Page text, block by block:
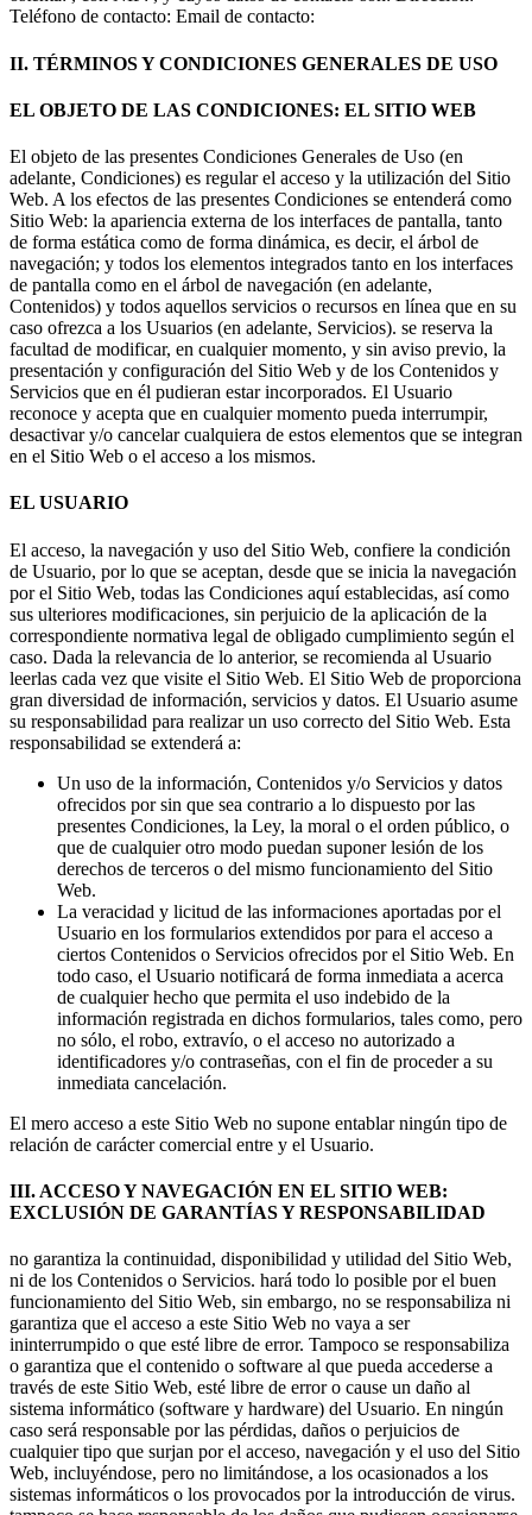
Teléfono de contacto: Email de contacto:
II. TÉRMINOS Y CONDICIONES GENERALES DE USO
EL OBJETO DE LAS CONDICIONES: EL SITIO WEB
El objeto de las presentes Condiciones Generales de Uso (en
adelante, Condiciones) es regular el acceso y la utilización del Sitio
Web. A los efectos de las presentes Condiciones se entenderá como
Sitio Web: la apariencia externa de los interfaces de pantalla, tanto
de forma estática como de forma dinámica, es decir, el árbol de
navegación; y todos los elementos integrados tanto en los interfaces
de pantalla como en el árbol de navegación (en adelante,
Contenidos) y todos aquellos servicios o recursos en línea que en su
caso ofrezca a los Usuarios (en adelante, Servicios). se reserva la
facultad de modificar, en cualquier momento, y sin aviso previo, la
presentación y configuración del Sitio Web y de los Contenidos y
Servicios que en él pudieran estar incorporados. El Usuario
reconoce y acepta que en cualquier momento pueda interrumpir,
desactivar y/o cancelar cualquiera de estos elementos que se integran
en el Sitio Web o el acceso a los mismos.
EL USUARIO
El acceso, la navegación y uso del Sitio Web, confiere la condición
de Usuario, por lo que se aceptan, desde que se inicia la navegación
por el Sitio Web, todas las Condiciones aquí establecidas, así como
sus ulteriores modificaciones, sin perjuicio de la aplicación de la
correspondiente normativa legal de obligado cumplimiento según el
caso. Dada la relevancia de lo anterior, se recomienda al Usuario
leerlas cada vez que visite el Sitio Web. El Sitio Web de proporciona
gran diversidad de información, servicios y datos. El Usuario asume
su responsabilidad para realizar un uso correcto del Sitio Web. Esta
responsabilidad se extenderá a:
Un uso de la información, Contenidos y/o Servicios y datos
ofrecidos por sin que sea contrario a lo dispuesto por las
presentes Condiciones, la Ley, la moral o el orden público, o
que de cualquier otro modo puedan suponer lesión de los
derechos de terceros o del mismo funcionamiento del Sitio
Web.
La veracidad y licitud de las informaciones aportadas por el
Usuario en los formularios extendidos por para el acceso a
ciertos Contenidos o Servicios ofrecidos por el Sitio Web. En
todo caso, el Usuario notificará de forma inmediata a acerca
de cualquier hecho que permita el uso indebido de la
información registrada en dichos formularios, tales como, pero
no sólo, el robo, extravío, o el acceso no autorizado a
identificadores y/o contraseñas, con el fin de proceder a su
inmediata cancelación.
El mero acceso a este Sitio Web no supone entablar ningún tipo de
relación de carácter comercial entre y el Usuario.
III. ACCESO Y NAVEGACIÓN EN EL SITIO WEB:
EXCLUSIÓN DE GARANTÍAS Y RESPONSABILIDAD
no garantiza la continuidad, disponibilidad y utilidad del Sitio Web,
ni de los Contenidos o Servicios. hará todo lo posible por el buen
funcionamiento del Sitio Web, sin embargo, no se responsabiliza ni
garantiza que el acceso a este Sitio Web no vaya a ser
ininterrumpido o que esté libre de error. Tampoco se responsabiliza
o garantiza que el contenido o software al que pueda accederse a
través de este Sitio Web, esté libre de error o cause un daño al
sistema informático (software y hardware) del Usuario. En ningún
caso será responsable por las pérdidas, daños o perjuicios de
cualquier tipo que surjan por el acceso, navegación y el uso del Sitio
Web, incluyéndose, pero no limitándose, a los ocasionados a los
sistemas informáticos o los provocados por la introducción de virus.